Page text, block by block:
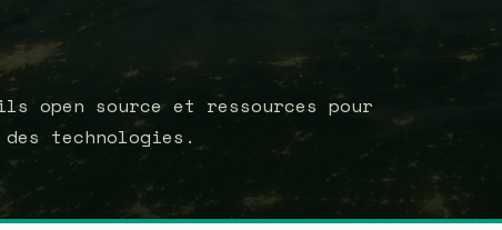
open source et ressources pour
technologies.